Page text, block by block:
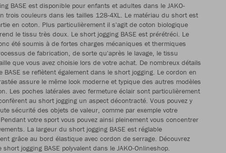
BASE est disponible pour enfants et adultes dans le JAKO-
trois couleurs dans les tailles 128-4XL. Le matériau du short est
en coton. Plus particulièrement il s'agit de coton biologique
le tissu très doux. Le short jogging BASE est prérétréci. Le
été soumis à de fortes charges mécaniques et thermiques
de fabrication, de sorte qu'après le lavage, le tissu
que vous avez choisie lors de votre achat. De nombreux détails
BASE se reflètent également dans le short jogging. Le cordon en
assure le même look moderne et typique des autres modèles
Les poches latérales avec fermeture éclair sont particulièrement
au short jogging un aspect décontracté. Vous pouvez y
sécurité des objets de valeur, comme par exemple votre
votre sport vous pouvez ainsi pleinement vous concentrer
La largeur du short jogging BASE est réglable
grâce au bord élastique avec cordon de serrage. Découvrez
jogging BASE polyvalent dans le JAKO-Onlineshop.